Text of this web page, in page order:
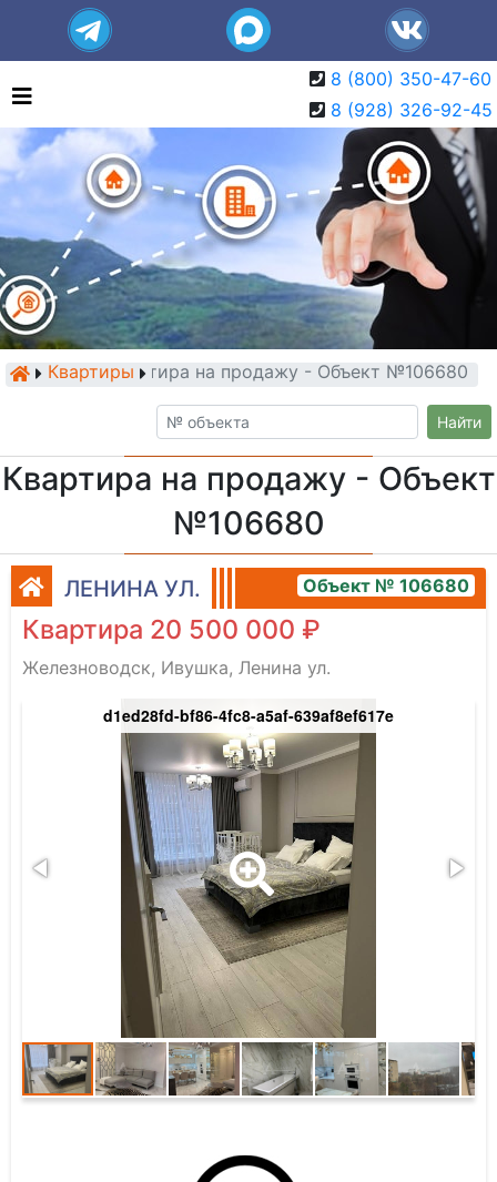
8 (800) 350-47-60
8 (928) 326-92-45
КвартирыКвартира на продажу - Объект №106680
Найти
Квартира на продажу - Объект
№106680
ЛЕНИНА УЛ. Объект № 106680
Квартира 20 500 000 ₽
Железноводск, Ивушка, Ленина ул.
d1ed28fd-bf86-4fc8-a5af-639af8ef617e